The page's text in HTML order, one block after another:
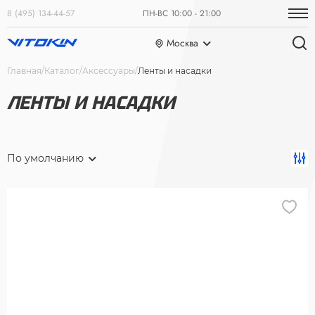
8 (495) 134-44-57 ПН-ВС 10:00 - 21:00
Москва
Главная Каталог Аксессуары Ленты и насадки
ЛЕНТЫ И НАСАДКИ
По умолчанию